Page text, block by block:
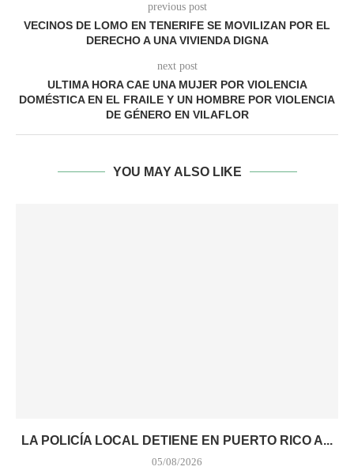
previous post
VECINOS DE LOMO EN TENERIFE SE MOVILIZAN POR EL
DERECHO A UNA VIVIENDA DIGNA
next post
ULTIMA HORA CAE UNA MUJER POR VIOLENCIA
DOMÉSTICA EN EL FRAILE Y UN HOMBRE POR VIOLENCIA
DE GÉNERO EN VILAFLOR
YOU MAY ALSO LIKE
LA POLICÍA LOCAL DETIENE EN PUERTO RICO A...
05/08/2026